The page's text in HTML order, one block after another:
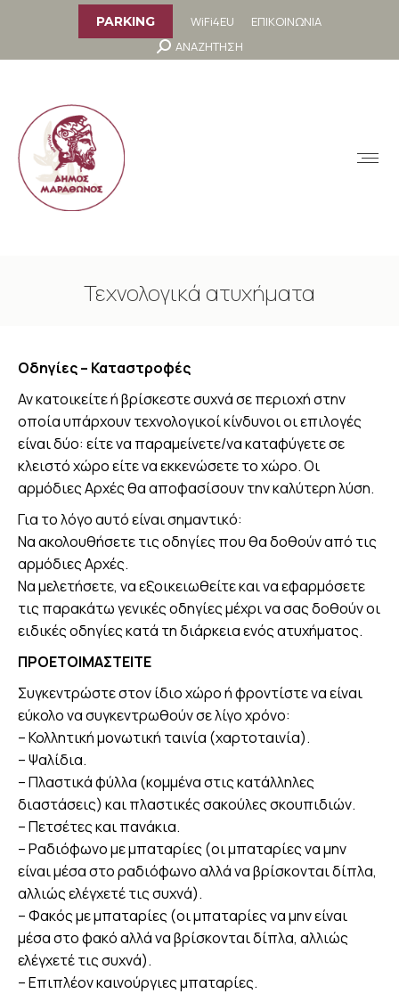
PARKING WiFi4EU
ΕΠΙΚΟΙΝΩΝΙΑ
Search:
ΑΝΑΖΗΤΗΣΗ
Τεχνολογικά ατυχήματα
Οδηγίες – Καταστροφές
Αν κατοικείτε ή βρίσκεστε συχνά σε περιοχή στην
οποία υπάρχουν τεχνολογικοί κίνδυνοι οι επιλογές
είναι δύο: είτε να παραμείνετε/να καταφύγετε σε
κλειστό χώρο είτε να εκκενώσετε το χώρο. Οι
αρμόδιες Αρχές θα αποφασίσουν την καλύτερη λύση.
Για το λόγο αυτό είναι σημαντικό:
Να ακολουθήσετε τις οδηγίες που θα δοθούν από τις
αρμόδιες Αρχές.
Να μελετήσετε, να εξοικειωθείτε και να εφαρμόσετε
τις παρακάτω γενικές οδηγίες μέχρι να σας δοθούν οι
ειδικές οδηγίες κατά τη διάρκεια ενός ατυχήματος.
ΠΡΟΕΤΟΙΜΑΣΤΕΙΤΕ
Συγκεντρώστε στον ίδιο χώρο ή φροντίστε να είναι
εύκολο να συγκεντρωθούν σε λίγο χρόνο:
– Κολλητική μονωτική ταινία (χαρτοταινία).
– Ψαλίδια.
– Πλαστικά φύλλα (κομμένα στις κατάλληλες
διαστάσεις) και πλαστικές σακούλες σκουπιδιών.
– Πετσέτες και πανάκια.
– Ραδιόφωνο με μπαταρίες (οι μπαταρίες να μην
είναι μέσα στο ραδιόφωνο αλλά να βρίσκονται δίπλα,
αλλιώς ελέγχετέ τις συχνά).
– Φακός με μπαταρίες (οι μπαταρίες να μην είναι
μέσα στο φακό αλλά να βρίσκονται δίπλα, αλλιώς
ελέγχετέ τις συχνά).
– Επιπλέον καινούργιες μπαταρίες.